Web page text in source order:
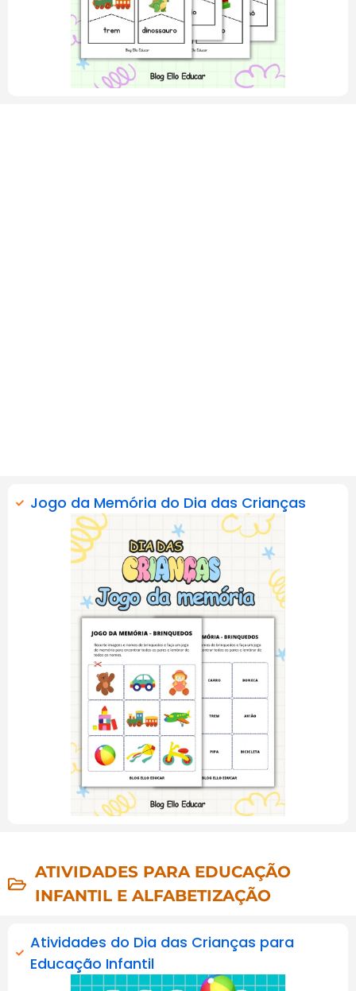
Jogo da Memória do Dia das Crianças
ATIVIDADES PARA EDUCAÇÃO
INFANTIL E ALFABETIZAÇÃO
Atividades do Dia das Crianças para
Educação Infantil